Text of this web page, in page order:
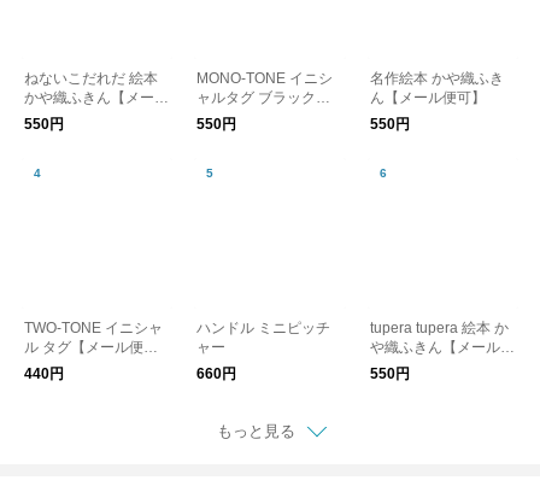
ねないこだれだ 絵本
かや織ふきん【メール
便可】
550円
MONO-TONE イニシ
ャルタグ ブラック
【メール便可】
550円
名作絵本 かや織ふき
ん【メール便可】
550円
TWO-TONE イニシャ
ル タグ【メール便
可】
440円
ハンドル ミニピッチ
ャー
660円
tupera tupera 絵本 か
や織ふきん【メール便
可】
550円
もっと見る